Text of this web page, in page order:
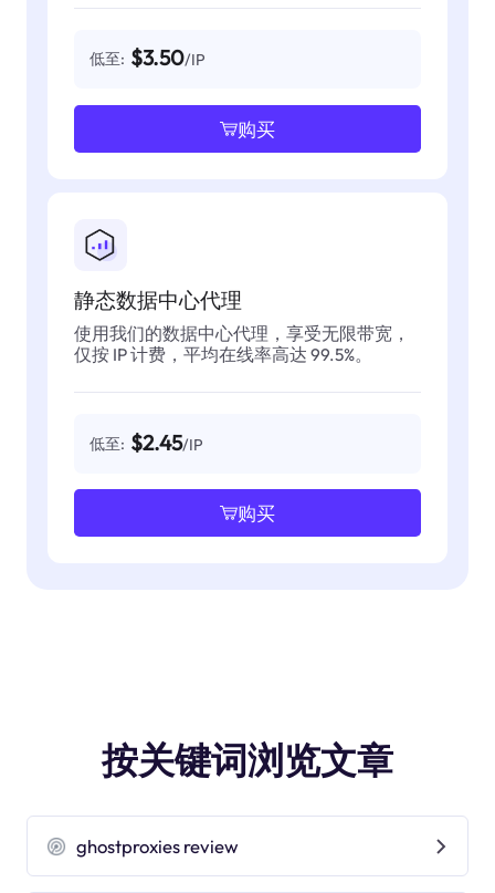
低至: $3.50/IP
购买
静态数据中心代理
使用我们的数据中心代理，享受无限带宽，
仅按 IP 计费，平均在线率高达 99.5%。
低至: $2.45/IP
购买
按关键词浏览文章
ghostproxies review